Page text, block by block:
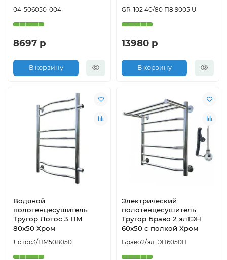
04-506050-004
8697 р
В корзину
GR-102 40/80 П8 9005 U
13980 р
В корзину
Водяной
полотенцесушитель
Тругор Лотос 3 ПМ
80x50 Хром
Лотос3/ПМ508050
Электрический
полотенцесушитель
Тругор Браво 2 элТЭН
60x50 с полкой Хром
Браво2/элТЭН6050П